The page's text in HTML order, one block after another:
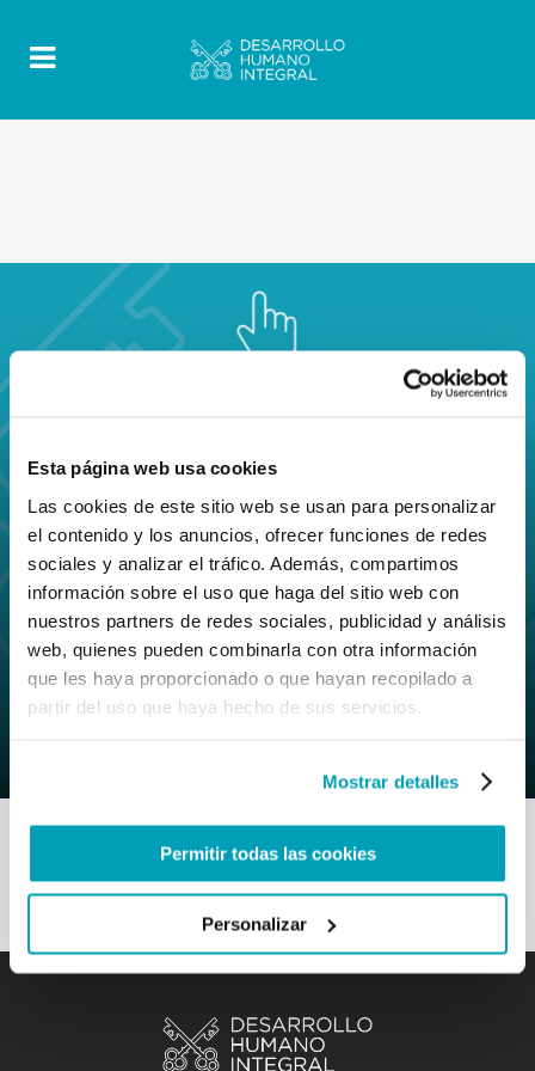
Esta página web usa cookies
Las cookies de este sitio web se usan para personalizar
el contenido y los anuncios, ofrecer funciones de redes
sociales y analizar el tráfico. Además, compartimos
información sobre el uso que haga del sitio web con
nuestros partners de redes sociales, publicidad y análisis
web, quienes pueden combinarla con otra información
que les haya proporcionado o que hayan recopilado a
partir del uso que haya hecho de sus servicios.
Mostrar detalles
Permitir todas las cookies
Personalizar
7 Noviembre 2019 | By Mr_admin
0
Comments |
Seccion M&R – Se trata de poner a los